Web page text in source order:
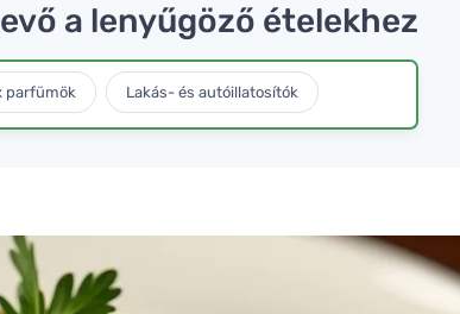
a lenyűgöző ételekhez
parfümök Lakás- és autóillatosítók